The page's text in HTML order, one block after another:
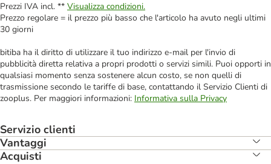
Prezzi IVA incl. ** Visualizza condizioni.
Prezzo regolare = il prezzo più basso che l'articolo ha avuto negli ultimi
30 giorni
bitiba ha il diritto di utilizzare il tuo indirizzo e-mail per l'invio di
pubblicità diretta relativa a propri prodotti o servizi simili. Puoi opporti in
qualsiasi momento senza sostenere alcun costo, se non quelli di
trasmissione secondo le tariffe di base, contattando il Servizio Clienti di
zooplus. Per maggiori informazioni: Informativa sulla Privacy
Servizio clienti
Vantaggi
Acquisti